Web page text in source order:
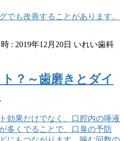
でも改善することがあります。
: 2019年12月20日 いれい歯科
？～歯磨きとダイ
効果だけでなく、口腔内の唾液
多くでることで、口臭の予防